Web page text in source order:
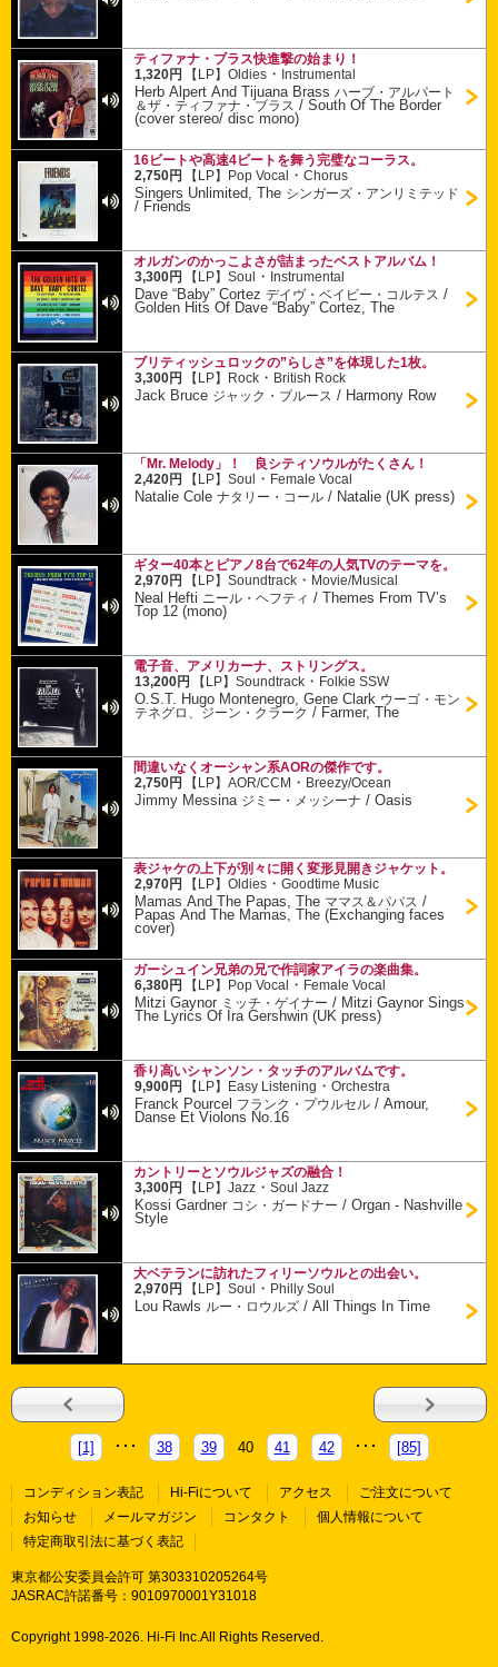
ティファナ・ブラス快進撃の始まり！
1,320円
【LP】Oldies ・ Instrumental
Herb Alpert And Tijuana Brassハーブ・アルパート
＆ザ・ティファナ・ブラス /South Of The Border
(cover stereo/ disc mono)
16ビートや高速4ビートを舞う完璧なコーラス。
2,750円
【LP】 Pop Vocal ・Chorus
Singers Unlimited, The シンガーズ・アンリミテッド
/ Friends
オルガンのかっこよさが詰まったベストアルバム！
3,300円
【LP】Soul ・ Instrumental
Dave “Baby” Cortezデイヴ・ベイビー・コルテス /
Golden Hits Of Dave “Baby” Cortez, The
ブリティッシュロックの”らしさ”を体現した1枚。
3,300円
【LP】 Rock ・ British Rock
Jack Bruce ジャック・ブルース / Harmony Row
「Mr. Melody」！ 良シティソウルがたくさん！
2,420円
【LP】Soul ・ Female Vocal
Natalie Coleナタリー・コール / Natalie (UK press)
ギター40本とピアノ8台で62年の人気TVのテーマを。
2,970円
【LP】Soundtrack ・ Movie/Musical
Neal Hefti ニール・ヘフティ /Themes From TV’s
Top 12 (mono)
電子音、アメリカーナ、ストリングス。
13,200円
【LP】Soundtrack ・ Folkie SSW
O.S.T. Hugo Montenegro, Gene Clark ウーゴ・モン
テネグロ、ジーン・クラーク / Farmer, The
間違いなくオーシャン系AORの傑作です。
2,750円
【LP】AOR/CCM ・ Breezy/Ocean
Jimmy Messina ジミー・メッシーナ /Oasis
表ジャケの上下が別々に開く変形見開きジャケット。
2,970円
【LP】Oldies ・Goodtime Music
Mamas And The Papas, The ママス＆パパス /
Papas And The Mamas, The (Exchanging faces
cover)
ガーシュイン兄弟の兄で作詞家アイラの楽曲集。
6,380円
【LP】 Pop Vocal ・ Female Vocal
Mitzi Gaynor ミッチ・ゲイナー / Mitzi Gaynor Sings
The Lyrics Of Ira Gershwin (UK press)
香り高いシャンソン・タッチのアルバムです。
9,900円
【LP】 Easy Listening ・Orchestra
Franck Pourcel フランク・プウルセル /Amour,
Danse Et Violons No.16
カントリーとソウルジャズの融合！
3,300円
【LP】Jazz ・Soul Jazz
Kossi Gardner コシ・ガードナー /Organ - Nashville
Style
大ベテランに訪れたフィリーソウルとの出会い。
2,970円
【LP】Soul ・ Philly Soul
Lou Rawls ルー・ロウルズ /All Things In Time
[1] 38 39 40 41 42 [85]
コンディション表記 Hi-Fiについて アクセス
ご注文について
お知らせ
メールマガジン コンタクト
個人情報について
特定商取引法に基づく表記
東京都公安委員会許可 第303310205264号
JASRAC許諾番号：9010970001Y31018
Copyright 1998-2026. Hi-Fi Inc.All Rights Reserved.